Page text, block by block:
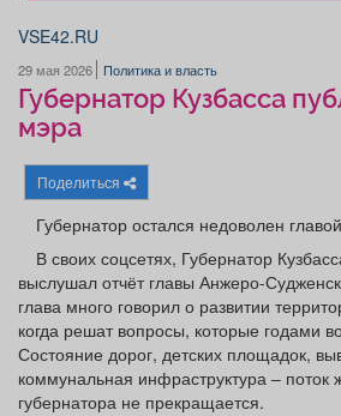
Работа Транспорт
Афиша Обучение
Товары Поздравления
VSE42.RU
29 мая 2026 Политика и власть
Губернатор Кузбасса
мэра
Поделиться
Губернатор остался недоволен
В своих соцсетях, Губернатор
выслушал отчёт главы Анжеро-
глава много говорил о развитии
когда решат вопросы, которые годами
Состояние дорог, детских площадок,
коммунальная инфраструктура – поток
губернатора не прекращается.